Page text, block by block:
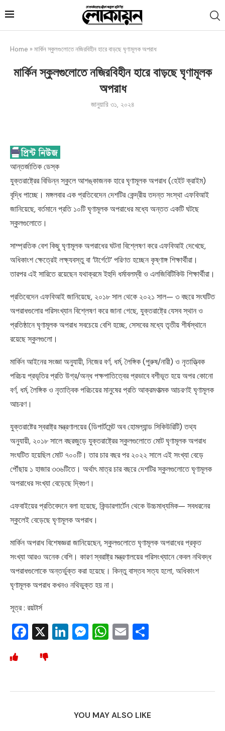
Home » মার্কিন স্কুলগুলোতে নজিরবিহীন হারে বাড়ছে ঘৃণামূলক অপরাধ
মার্কিন স্কুলগুলোতে নজিরবিহীন হারে বাড়ছে ঘৃণামূলক
অপরাধ
জানুয়ারি ৩১, ২০২৪
আন্তর্জাতিক ডেস্ক
যুক্তরাষ্ট্রের বিভিন্ন স্কুলে আশঙ্কাজনক হারে ঘৃণামূলক অপরাধ (হেইট ক্রাইম)
বৃদ্ধি পাচ্ছে। মঙ্গলবার এক প্রতিবেদেন দেশটির কেন্দ্রীয় তদন্ত সংস্থা এফবিআই
জানিয়েছে, বর্তমানে প্রতি ১০টি ঘৃণামূলক অপরাধের মধ্যে অন্তত একটি ঘটছে
স্কুলগুলোতে।
সাম্প্রতিক বেশ কিছু ঘৃণামূলক অপরাধের ঘটনা বিশ্লেষণ করে এফবিআই দেখেছে,
অধিকাংশ ক্ষেত্রেই লক্ষ্যবস্তু বা ‘টার্গেটে’ পরিণত হচ্ছেন কৃষ্ণাঙ্গ শিক্ষার্থীরা।
তারপর এই সারিতে রয়েছেন যথাক্রমে ইহুদি ধর্মাবলম্বী ও এলজিবিটিকিউ শিক্ষার্থীরা।
প্রতিবেদেন এফবিআই জানিয়েছে, ২০১৮ সাল থেকে ২০২১ সাল— ৩ বছরে সংঘটিত
অপরাধগুলোর পরিসংখ্যান বিশ্লেষণ করে জানা গেছে, যুক্তরাষ্ট্রে যেসব স্থান ও
প্রতিষ্ঠানে ঘৃণামূলক অপরাধ সবচেয়ে বেশি হচ্ছে, সেসবের মধ্যে তৃতীয় শীর্ষস্থানে
রয়েছে স্কুলগুলো।
মার্কিন আইনের সংজ্ঞা অনুযায়ী, নিজের বর্ণ, ধর্ম, লৈঙ্গিক (পুরুষ/নারী) ও নৃতাত্ত্বিক
পরিচয় প্রভৃতির প্রতি উগ্র/অন্ধ পক্ষপাতিত্বের প্রভাবে বশীভূত হয়ে অপর কোনো
বর্ণ, ধর্ম, লৈঙ্গিক ও নৃতাত্বিক পরিচয়ের মানুষের প্রতি আক্রমণাত্মক আচরণই ঘৃণামূলক
আচরণ।
যুক্তরাষ্টের স্বরাষ্ট্র মন্ত্রণালয়ের (ডিপার্টমেন্ট অব হোমল্যান্ড সিকিউরিটি) তথ্য
অনুযায়ী, ২০১৮ সালে বছরজুড়ে যুক্তরাষ্ট্রের স্কুলগুলোতে মোট ঘৃণামূলক অপরাধ
সংঘটিত হয়েছিল মোট ৭০০টি। তার চার বছর পর ২০২২ সালে এই সংখ্যা বেড়ে
পৌঁছায় ১ হাজার ৩৩৬টিতে। অর্থাৎ মাত্র চার বছরে দেশটির স্কুলগুলোতে ঘৃণামূলক
অপরাধের সংখ্যা বেড়েছে দ্বিগুণ।
এফবাইয়ের প্রতিবেদনে বলা হয়েছে, কিন্ডারগার্টেন থেকে উচ্চমাধ্যমিক— সবধরনের
স্কুলেই বেড়েছে ঘৃণামূলক অপরাধ।
মার্কিন অপরাধ বিশেষজ্ঞরা জানিয়েছেন, স্কুলগুলোতে ঘৃণামূলক অপরাধের প্রকৃত
সংখ্যা আরও অনেক বেশি। কারণ স্বরাষ্ট্র মন্ত্রণালয়ের পরিসংখ্যানে কেবল নথিবদ্ধ
অপরাধগুলোকে অন্তর্ভুক্ত করা হয়েছে। কিন্তু বাস্তব সত্য হলো, অধিকাংশ
ঘৃণামূলক অপরাধ কখনও নথিভুক্ত হয় না।
সূত্র : রয়টার্স
Facebook
X LinkedIn
Messenger
WhatsApp
Email
YOU MAY ALSO LIKE